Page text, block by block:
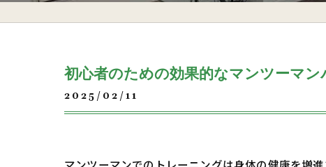
初心者のための効果的なマンツーマ
2025/02/11